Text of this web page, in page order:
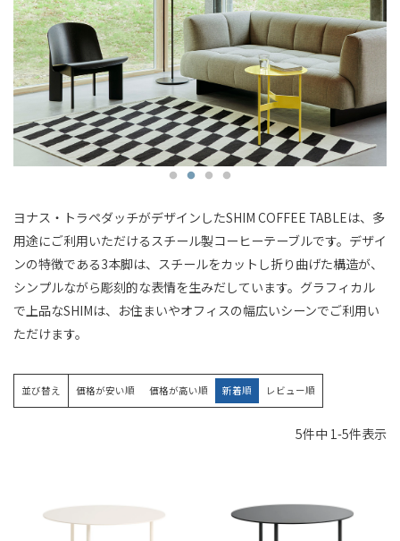
ヨナス・トラペダッチがデザインしたSHIM COFFEE TABLEは、多
用途にご利用いただけるスチール製コーヒーテーブルです。デザイ
ンの特徴である3本脚は、スチールをカットし折り曲げた構造が、
シンプルながら彫刻的な表情を生みだしています。グラフィカル
で上品なSHIMは、お住まいやオフィスの幅広いシーンでご利用い
ただけます。
並び替え 価格が安い順 価格が高い順 新着順 レビュー順
5件中 1-5件表示